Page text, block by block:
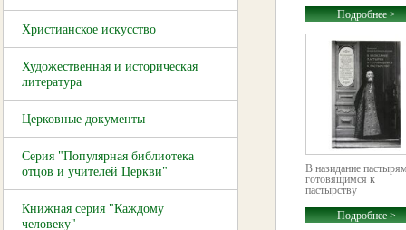
Христианское искусство
Художественная и историческая
литература
Церковные документы
Серия "Популярная библиотека
отцов и учителей Церкви"
Книжная серия "Каждому
человеку"
Подробнее >
В назидание
готовящимся к
пастырству
Подробнее >